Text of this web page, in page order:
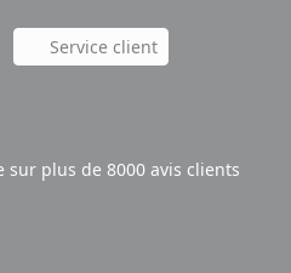
Service client
sur plus de 8000 avis clients